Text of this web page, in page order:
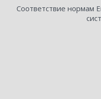
Соответствие нормам